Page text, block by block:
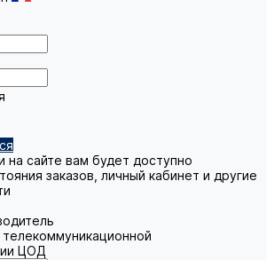
на сайте вам будет доступно
заказов, личный кабинет и другие
ЦОД